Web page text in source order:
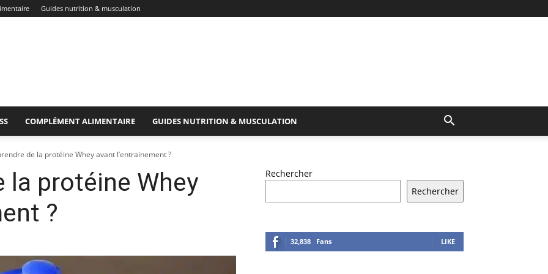
Guides nutrition & musculation
COMPLÉMENT ALIMENTAIRE GUIDES NUTRITION & MUSCULATION
de la protéine Whey avant l’entrainement ?
la protéine Whey
?
Rechercher
Rechercher
32,838 Fans LIKE